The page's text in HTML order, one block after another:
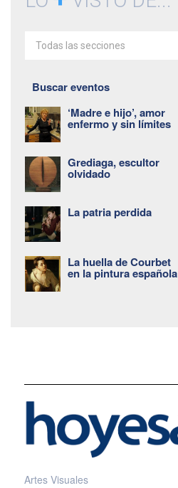
Todas las secciones
Buscar eventos
‘Madre e hijo’, amor
enfermo y sin límites
Grediaga, escultor
olvidado
La patria perdida
La huella de Courbet
en la pintura española
Artes Visuales